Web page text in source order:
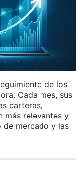
de los
Cada mes, sus
carteras,
más relevantes y
de mercado y las